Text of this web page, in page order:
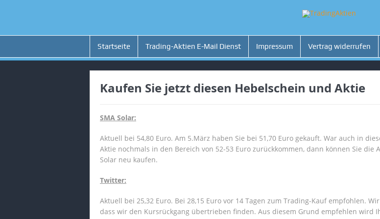
Startseite Trading-Aktien E-Mail Dienst Impressum Vertrag widerrufen
Kaufen Sie jetzt diesen Hebelschein und Aktie
SMA Solar:
Aktuell bei 54,80 Euro. Am 5.März haben Sie bei 51,70 Euro gekauft. War auch in
Aktie nochmals in den Bereich von 52-53 Euro zurückkommen, dann können Sie die
Solar neu kaufen.
Twitter:
Aktuell bei 25,32 Euro. Bei 28,15 Euro vor 14 Tagen zum Trading-Kauf empfohlen.
dass wir den Kursrückgang übertrieben finden. Aus diesem Grund empfehlen wird